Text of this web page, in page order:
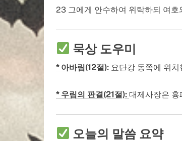
23 그에게 안수하여 위탁하되 여
묵상 도우미
* 아바림(12절): 요단강 동쪽에 위치
* 우림의 판결(21절): 대제사장은 흉
오늘의 말씀 요약